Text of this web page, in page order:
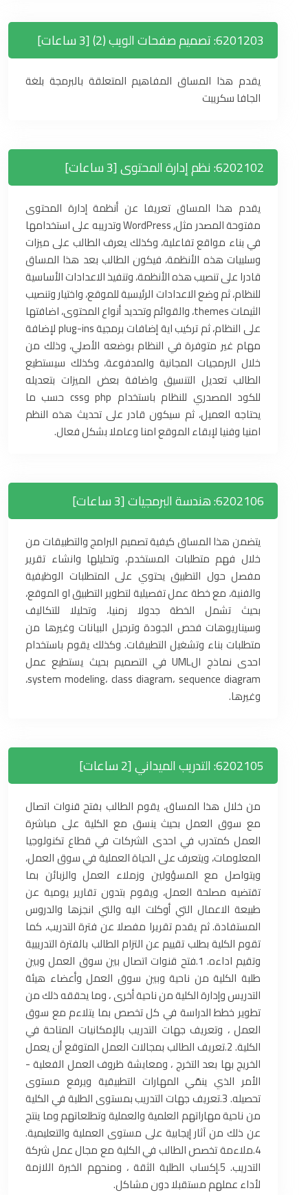
6201203: تصميم صفحات الويب (2) [3 ساعات]
يقدم هذا المساق المفاهيم المتعلقة بالبرمجة بلغة
الجافا سكريبت
6202102: نظم إدارة المحتوى [3 ساعات]
يقدم هذا المساق تعريفا عن أنظمة إدارة المحتوى
مفتوحة المصدر مثل, WordPress وتدريبه على استخدامها
في بناء مواقع تفاعلية، وكذلك يعرف الطالب على ميزات
وسلبيات هذه الأنظمة، فيكون الطالب بعد هذا المساق
قادرا على تنصيب هذه الأنظمة، وتنفيذ الاعدادات الأساسية
للنظام، ثم وضع الاعدادات الرئيسية للموقع، واختيار وتنصيب
الثيمات themes، والقوائم وتحديد أنواع المحتوى، اضافتها
على النظام، ثم تركيب اية إضافات برمجية plug-ins لإضافة
مهام غير متوفرة في النظام بوضعه الأصلي، وذلك من
خلال البرمجيات المجانية والمدفوعة، وكذلك سيستطيع
الطالب تعديل التنسيق واضافة بعض الميزات بتعديله
للكود المصدري للنظام باستخدام php وcss حسب ما
يحتاجه العميل، ثم سيكون قادر على تحديث هذه النظم
امنيا وفنيا لإبقاء الموقع امنا وعاملا بشكل فعال.
6202106: هندسة البرمجيات [3 ساعات]
يتضمن هذا المساق كيفية تصميم البرامج والتطبيقات من
خلال فهم متطلبات المستخدم، وتحليلها وانشاء تقرير
مفصل حول التطبيق يحتوي على المتطلبات الوظيفية
والفنية، مع خطة عمل تفصيلية لتطوير التطبيق او الموقع،
بحيث تشمل الخطة جدولا زمنيا، وتحليلا للتكاليف
وسيناريوهات فحص الجودة وترحيل البيانات وغيرها من
متطلبات بناء وتشغيل التطبيقات. وكذلك يقوم باستخدام
احدى نماذج الUML في التصميم بحيث يستطيع عمل
system modeling، class diagram، sequence diagram،
وغيرها.
6202105: التدريب الميداني [2 ساعات]
من خلال هذا المساق، يقوم الطالب بفتح قنوات اتصال
مع سوق العمل بحيث ينسق مع الكلية على مباشرة
العمل كمتدرب في احدى الشركات في قطاع تكنولوجيا
المعلومات، ويتعرف على الحياة العملية في سوق العمل،
ويتواصل مع المسؤولين وزملاء العمل والزبائن بما
تقتضيه مصلحة العمل، ويقوم بتدون تقارير يومية عن
طبيعة الاعمال التي أوكلت اليه والتي انجزها والدروس
المستفادة. ثم يقدم تقريرا مفصلا عن فترة التدريب، كما
تقوم الكلية بطلب تقييم عن التزام الطالب بالفترة التدريبية
وتقيم اداءه. 1.فتح قنوات اتصال بين سوق العمل وبين
طلبة الكلية من ناحية وبين سوق العمل وأعضاء هيئة
التدريس وإدارة الكلية من ناحية أخرى ، وما يحققه ذلك من
تطوير خطط الدراسة في كل تخصص بما يتلاءم مع سوق
العمل ، وتعريف جهات التدريب بالإمكانيات المتاحة في
الكلية. 2.تعريف الطالب بمجالات العمل المتوقع أن يعمل
الخريج بها بعد التخرج ، ومعايشة ظروف العمل الفعلية -
الأمر الذي ينمّي المهارات التطبيقية ويرفع مستوى
تحصيله. 3.تعريف جهات التدريب بمستوى الطلبة في الكلية
من ناحية مهاراتهم العلمية والعملية وتطلعاتهم وما ينتج
عن ذلك من آثار إيجابية على مستوى العملية والتعليمية.
4.ملاءمة تخصص الطالب في الكلية مع مجال عمل شركة
التدريب. 5.إكساب الطلبة الثقة ، ومنحهم الخبرة اللازمة
لأداء عملهم مستقبلا دون مشاكل.